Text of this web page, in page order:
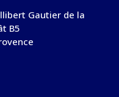
Gautier de la
B5